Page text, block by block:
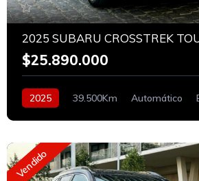
2025 SUBARU CROSSTREK
$25.890.000
2025 39.500Km Automático
Vendido